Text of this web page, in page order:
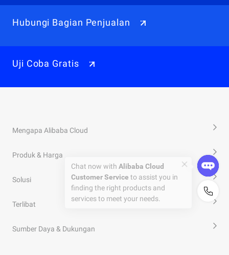
Hubungi Bagian Penjualan
Uji Coba Gratis
Mengapa Alibaba Cloud
Produk & Harga
Solusi
Terlibat
Sumber Daya & Dukungan